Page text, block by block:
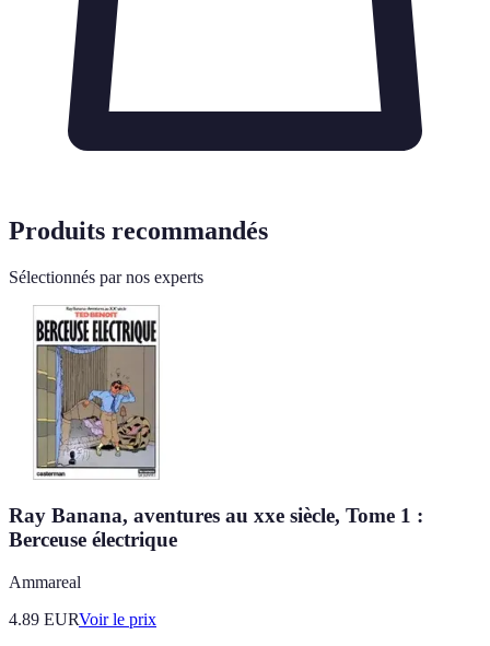
Produits recommandés
Sélectionnés par nos experts
Ray Banana, aventures au xxe siècle, Tome 1 :
Berceuse électrique
Ammareal
4.89 EURVoir le prix